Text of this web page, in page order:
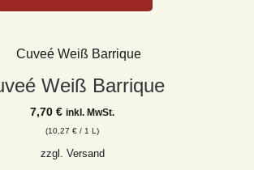
Weiß Barrique
7,70 € inkl. MwSt.
(10,27 € / 1 L)
zzgl. Versand